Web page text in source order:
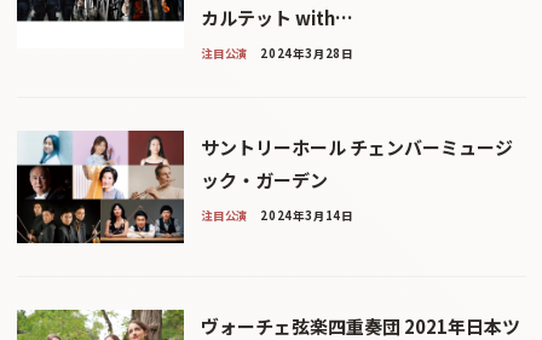
カルテット with…
注目公演 2024年3月28日
サントリーホール チェンバーミュージ
ック・ガーデン
注目公演 2024年3月14日
ヴォーチェ弦楽四重奏団 2021年日本ツ